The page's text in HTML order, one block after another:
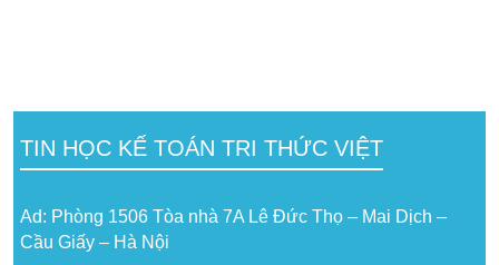
TIN HỌC KẾ TOÁN TRI THỨC VIỆT
Ad: Phòng 1506 Tòa nhà 7A Lê Đức Thọ – Mai Dịch –
Cầu Giấy – Hà Nội